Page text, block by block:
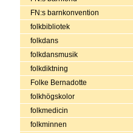
FN:s barnkonvention
folkbibliotek
folkdans
folkdansmusik
folkdiktning
Folke Bernadotte
folkhögskolor
folkmedicin
folkminnen